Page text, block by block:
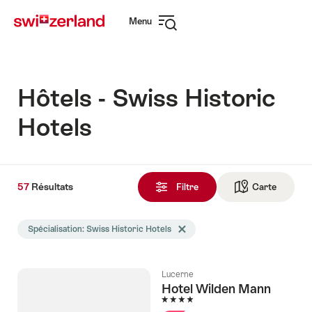
sur
rapide
Menu
Hôtels - Swiss Historic
Hotels
Résultats
Filtre Carte
57 Résultats
rechercheSpécialisation: Swiss Historic Hotels Effacer le tag Spécialisation
Lucerne
Hotel Wilden Mann
4 étoiles